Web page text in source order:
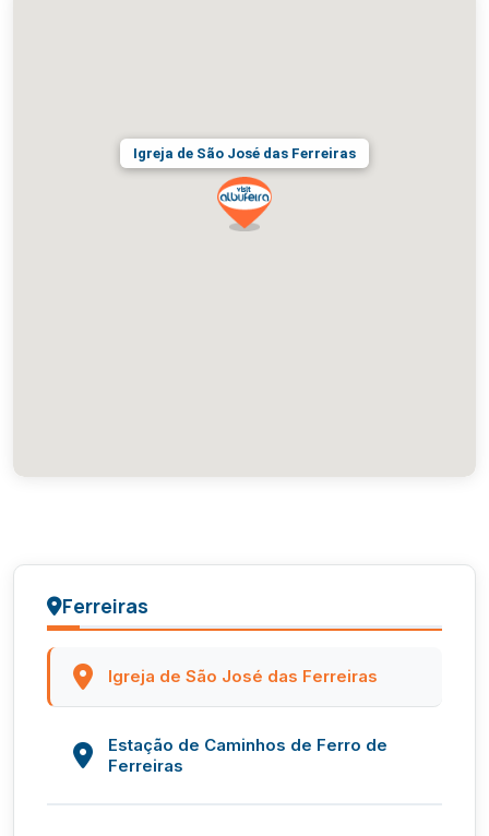
Igreja de São José das Ferreiras
Ferreiras
Igreja de São José das Ferreiras
Estação de Caminhos de Ferro de
Ferreiras